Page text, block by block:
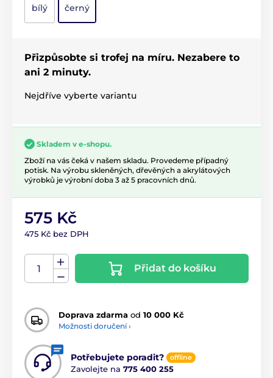
bílý černý
Přizpůsobte si trofej na míru. Nezabere to
ani 2 minuty.
Nejdříve vyberte variantu
Skladem v e-shopu.
Zboží na vás čeká v našem skladu. Provedeme případný
potisk. Na výrobu skleněných, dřevěných a akrylátových
výrobků je výrobní doba 3 až 5 pracovních dnů.
575 Kč
475 Kč bez DPH
Přidat do košíku
Doprava zdarma od 10 000 Kč
Možnosti doručení ›
Potřebujete poradit? offline
Zavolejte na 775 400 255